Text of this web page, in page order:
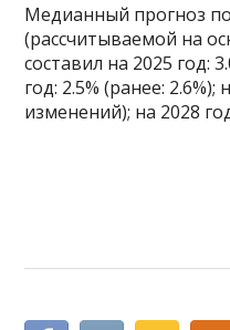
Медианный прогноз
(рассчитываемой на
составил на 2025 год:
год: 2.5% (ранее: 2.6%);
изменений); на 2028